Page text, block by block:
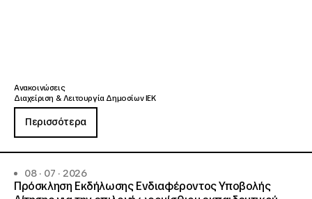
Ανακοινώσεις
Διαχείριση & Λειτουργία Δημοσίων ΙΕΚ
Περισσότερα
08 · 07 · 2026
Πρόσκληση Εκδήλωσης Ενδιαφέροντος Υποβολής